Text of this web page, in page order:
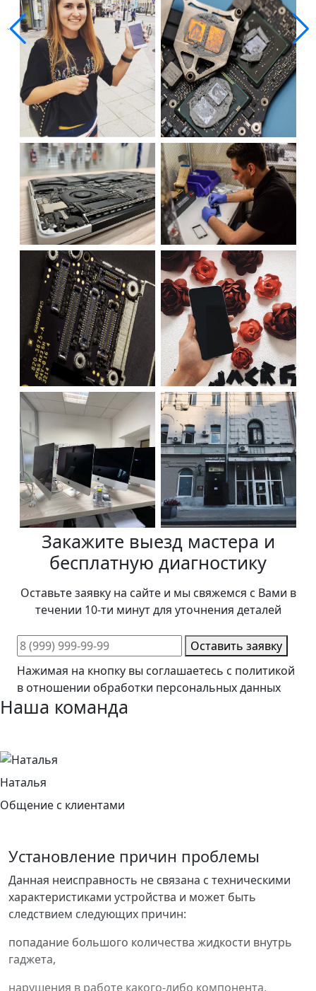
Закажите выезд мастера и
бесплатную диагностику
Оставьте заявку на сайте и мы свяжемся с Вами в
течении 10-ти минут для уточнения деталей
Оставить заявку
Нажимая на кнопку вы соглашаетесь с политикой
в отношении обработки персональных данных
Наша команда
Наталья
Общение с клиентами
Установление причин проблемы
Данная неисправность не связана с техническими
характеристиками устройства и может быть
следствием следующих причин:
попадание большого количества жидкости внутрь
гаджета,
нарушения в работе какого-либо компонента,